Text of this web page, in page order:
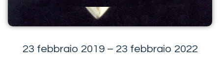
23 febbraio 2019 – 23 febbraio 2022